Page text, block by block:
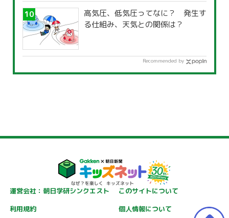
高気圧、低気圧ってなに？ 発生す
る仕組み、天気との関係は？
Recommended by
運営会社：朝日学研シンクエスト
このサイトについて
利用規約
個人情報について